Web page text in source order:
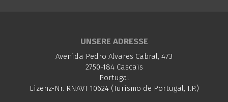
UNSERE ADRESSE
Avenida Pedro Alvares Cabral, 473
2750-184 Cascais
Portugal
Lizenz-Nr. RNAVT 10624 (Turismo de Portugal, I.P.)